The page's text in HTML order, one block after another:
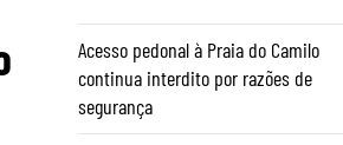
Acesso pedonal à Praia do Camilo
continua interdito por razões de
segurança